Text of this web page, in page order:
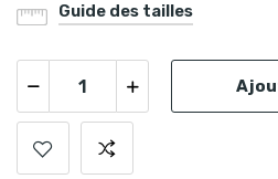
Guide des tailles